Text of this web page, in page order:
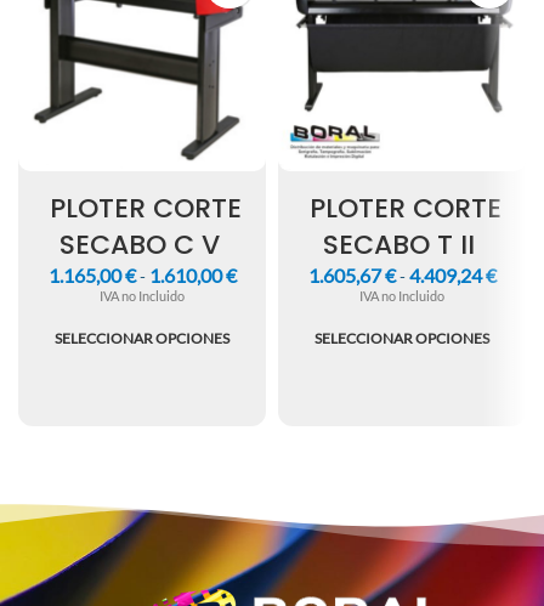
PLOTER CORTE
SECABO C V
1.165,00€ - 1.610,00€
IVA no Incluido
SELECCIONAR OPCIONES
PLOTER CORTE
SECABO T II
1.605,67€ - 4.409,24€
IVA no Incluido
SELECCIONAR OPCIONES